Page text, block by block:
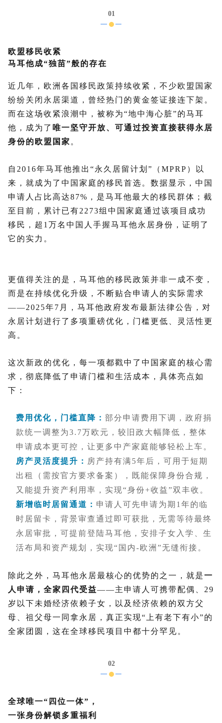
01
欧盟移民收紧
马耳他成“独苗”般的存在
近几年，欧洲各国移民政策持续收紧，不少欧盟国家
纷纷关闭永居渠道，曾经热门的黄金签证接连下架。
而在这场收紧浪潮中，被称为“地中海心脏”的马耳
他，成为了 唯一坚守开放、可通过投资直接获得永居
身份的欧盟国家 。
自2016年马耳他推出“永久居留计划”（MPRP）以
来，就成为了中国家庭的移民首选。数据显示，中国
申请人占比高达87%，是马耳他最大的移民群体；截
至目前，累计已有2273组中国家庭通过该项目成功
移民，超1万名中国人手握马耳他永居身份，证明了
它的实力。
更值得关注的是，马耳他的移民政策并非一成不变，
而是在持续优化升级，不断贴合申请人的实际需求
——2025年7月，马耳他政府发布最新法律公告，对
永居计划进行了多项重磅优化，门槛更低、灵活性更
高。
这次新政的优化，每一项都戳中了中国家庭的核心需
求，彻底降低了申请门槛和生活成本，具体亮点如
下：
费用优化，门槛直降 ：部分申请费用下调，政府捐
款统一调整为3.7万欧元，较旧政大幅降低，整体
申请成本更可控，让更多中产家庭能够轻松上车。
房产灵活度提升 ： 房产持有满5年后，可用于短期
出租（需按官方要求备案），既能保障身份合规，
又能提升资产利用率，实现“身份+收益”双丰收。
新增临时居留通道 ： 申请人可先申请为期1年的临
时居留卡，背景审查通过即可获批，无需等待最终
永居审批，可提前登陆马耳他，安排子女入学、生
活布局和资产规划，实现“国内-欧洲”无缝衔接。
除此之外，马耳他永居最核心的优势的之一，就是一
人申请，全家四代受益——主申请人可携带配偶、29
岁以下未婚经济依赖子女，以及经济依赖的双方父
母、祖父母一同拿永居，真正实现“上有老下有小”的
全家团圆，这在全球移民项目中都十分罕见。
02
全球唯一“四位一体”，
一张身份解锁多重福利